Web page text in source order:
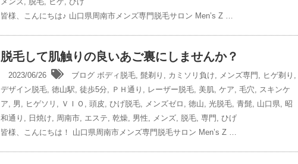
皆様、こんにちは♪ 山口県周南市メンズ専門脱毛サロン Men’s Z …
脱毛して肌触りの良いあご裏にしませんか？
2023/06/26 ブログ ボディ脱毛, 髭剃り , カミソリ負け, メンズ専門 , ヒゲ剃り ,
デザイン脱毛, 徳山駅, 徒歩5分, ＰＨ通り , レーザー脱毛, 美肌, ケア, 毛穴, スキンケ
ア, 男 , ヒゲソリ , ＶＩＯ , 頭皮, ひげ脱毛, メンズゼロ , 徳山, 光脱毛, 青髭, 山口県, 昭
和通り , 日焼け, 周南市, エステ, 乾燥, 男性, メンズ, 脱毛, 専門 , ひげ
皆様、こんにちは！ 山口県周南市メンズ専門脱毛サロン Men’s Z …